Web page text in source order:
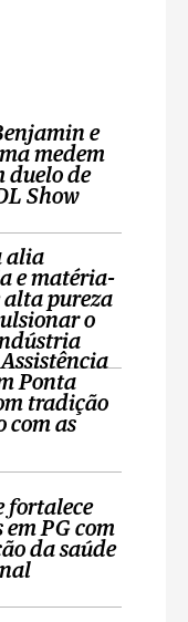
e
medem
duelo de
Show
alia
e matéria-
pureza
o
Ponta
tradição
com as
fortalece
em PG com
da saúde